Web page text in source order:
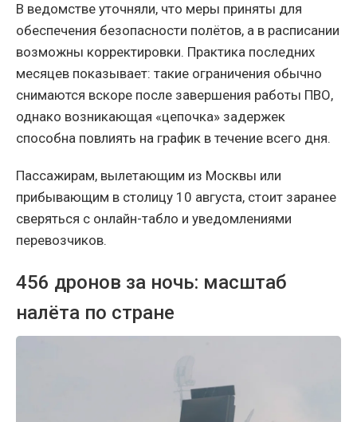
В ведомстве уточняли, что меры приняты для
обеспечения безопасности полётов, а в расписании
возможны корректировки. Практика последних
месяцев показывает: такие ограничения обычно
снимаются вскоре после завершения работы ПВО,
однако возникающая «цепочка» задержек
способна повлиять на график в течение всего дня.
Пассажирам, вылетающим из Москвы или
прибывающим в столицу 10 августа, стоит заранее
сверяться с онлайн-табло и уведомлениями
перевозчиков.
456 дронов за ночь: масштаб
налёта по стране